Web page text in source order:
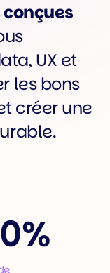
UX et
les bons
créer une